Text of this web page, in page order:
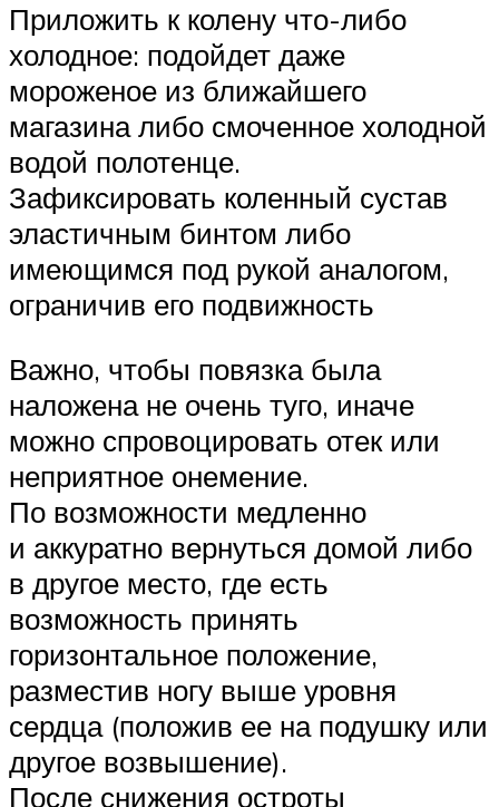
Приложить к колену что-либо
холодное: подойдет даже
мороженое из ближайшего
магазина либо смоченное холодной
водой полотенце.
Зафиксировать коленный сустав
эластичным бинтом либо
имеющимся под рукой аналогом,
ограничив его подвижность
Важно, чтобы повязка была
наложена не очень туго, иначе
можно спровоцировать отек или
неприятное онемение.
По возможности медленно
и аккуратно вернуться домой либо
в другое место, где есть
возможность принять
горизонтальное положение,
разместив ногу выше уровня
сердца (положив ее на подушку или
другое возвышение).
После снижения остроты